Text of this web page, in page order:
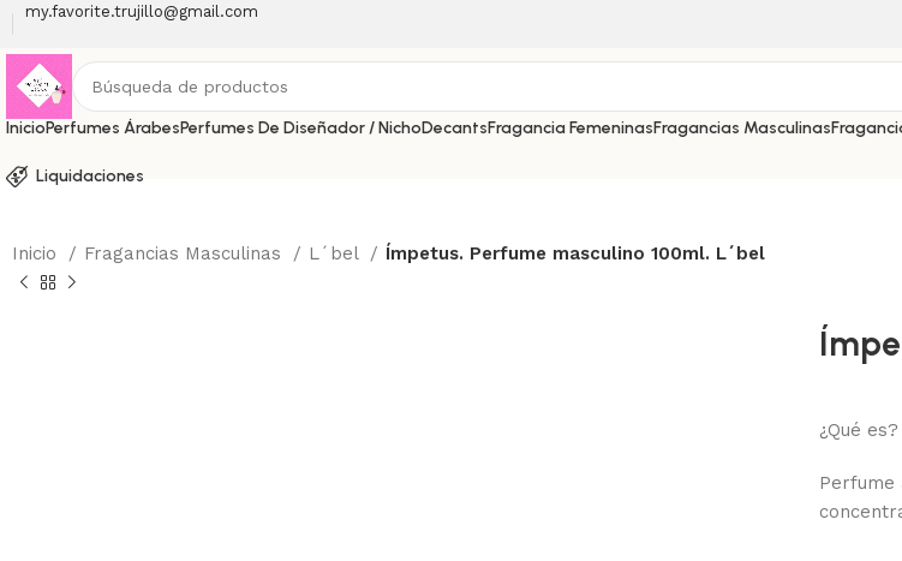
my.favorite.trujillo@gmail.com
InicioPerfumes ÁrabesPerfumes De Diseñador / NichoDecantsFragancia FemeninasFragancias Masculinas
Liquidaciones
Inicio Fragancias Masculinas L´bel Ímpetus. Perfume masculino 100ml. L´bel
¿Qué es?